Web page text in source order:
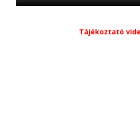
Tájékoztató